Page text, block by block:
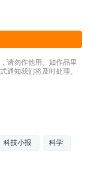
请勿作他用。如作品里
通知我们将及时处理。
科技小报 科学